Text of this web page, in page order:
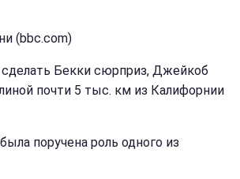
(bbc.com)
Бекки сюрприз, Джейкоб
почти 5 тыс. км из Калифорнии
поручена роль одного из